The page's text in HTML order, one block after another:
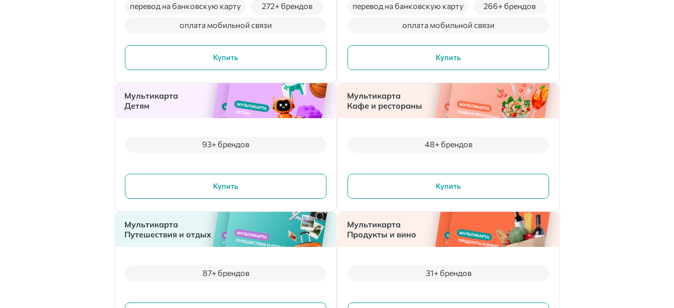
оплата мобильной связи
перевод на банковскую карту 272+ брендов
Купить
оплата мобильной связи
перевод на банковскую карту 266+ брендов
Купить
Мультикарта
Детям
93+ брендов
Купить
Мультикарта
Кафе и рестораны
48+ брендов
Купить
Мультикарта
Путешествия и отдых
87+ брендов
Мультикарта
Продукты и вино
31+ брендов